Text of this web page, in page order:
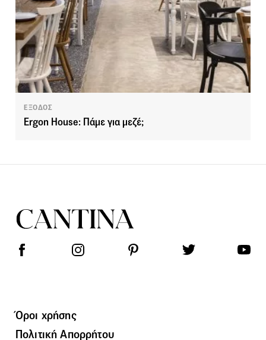
ΕΞΟΔΟΣ
Ergon House: Πάμε για μεζέ;
Όροι χρήσης
Πολιτική Απορρήτου